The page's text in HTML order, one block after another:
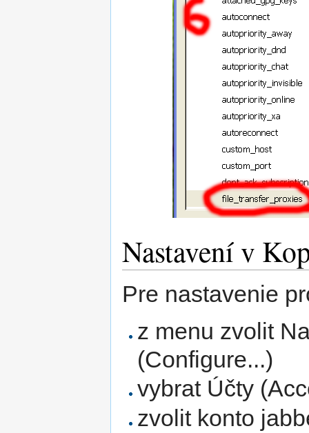
Nastavení v
Pre nastavenie
z menu zvolit
(Configure...)
vybrat Účty
zvolit konto